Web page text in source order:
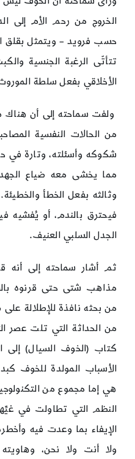
الخروج من رحم الأم إلى
حسب فرويد – ويتمثل بقلق
تتأتّى الرغبة الجنسية
الأخلاقي بفعل سلطة
ولفت سماحته إلى أن
من الحالات النفسية
شكوكه وأسئلته، وتارة في
مما يخشى معه ضياع الجهد
وثالثه بفعل الخطأ
فيحترق بالندم، أو
الجدل السلبي العنيف.
ثم أشار سماحته إلى أنه
مذاهب شتى حتى قرنوه
من بحثه نافذة للإطلالة
من الحداثة التي تلت عصر
كتاب (الخوف السيال) إلى
الأسباب المولدة للخوف
هي إما مجموع من
النظم التي تطاولت في
الإيفاء بما وعدت فيه
ولا أنت ولا نحن،